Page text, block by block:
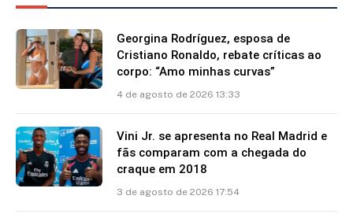
Georgina Rodríguez, esposa de
Cristiano Ronaldo, rebate críticas ao
corpo: “Amo minhas curvas”
4 de agosto de 2026 13:33
Vini Jr. se apresenta no Real Madrid e
fãs comparam com a chegada do
craque em 2018
3 de agosto de 2026 17:54